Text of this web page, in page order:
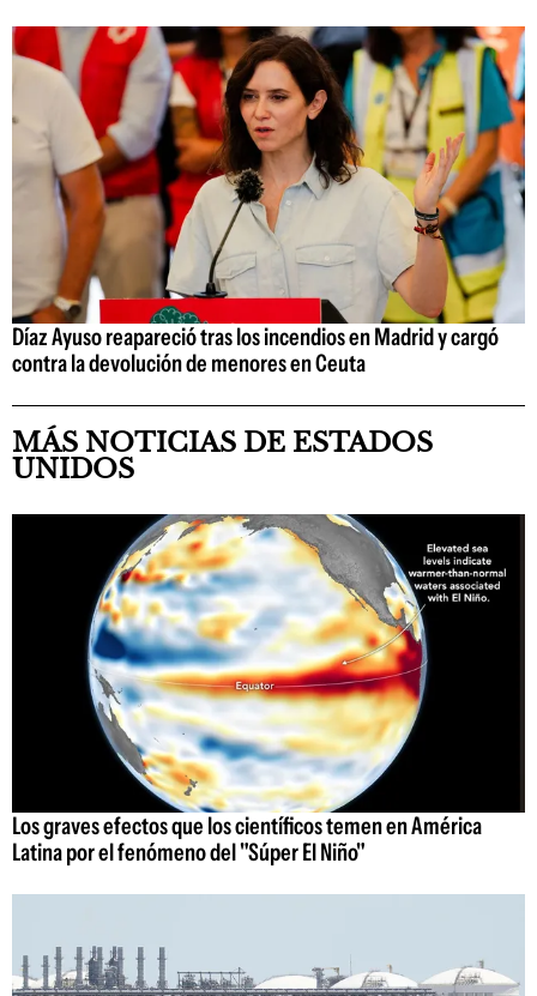
Díaz Ayuso reapareció tras los incendios en Madrid y cargó
contra la devolución de menores en Ceuta
MÁS NOTICIAS DE ESTADOS
UNIDOS
Los graves efectos que los científicos temen en América
Latina por el fenómeno del "Súper El Niño"